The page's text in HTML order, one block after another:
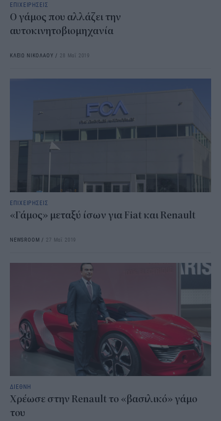
ΕΠΙΧΕΙΡΗΣΕΙΣ
Ο γάμος που αλλάζει την
αυτοκινητοβιομηχανία
ΚΛΕΙΩ ΝΙΚΟΛΑΟΥ / 28 Μαΐ 2019
ΕΠΙΧΕΙΡΗΣΕΙΣ
«Γάμος» μεταξύ ίσων για Fiat και Renault
NEWSROOM / 27 Μαΐ 2019
ΔΙΕΘΝΗ
Χρέωσε στην Renault το «βασιλικό» γάμο
του